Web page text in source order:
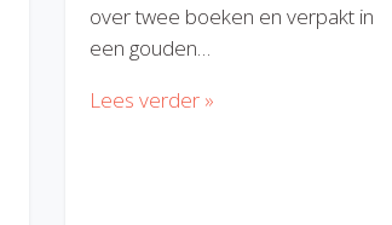
over twee boeken en verpakt in
een gouden…
Lees verder »